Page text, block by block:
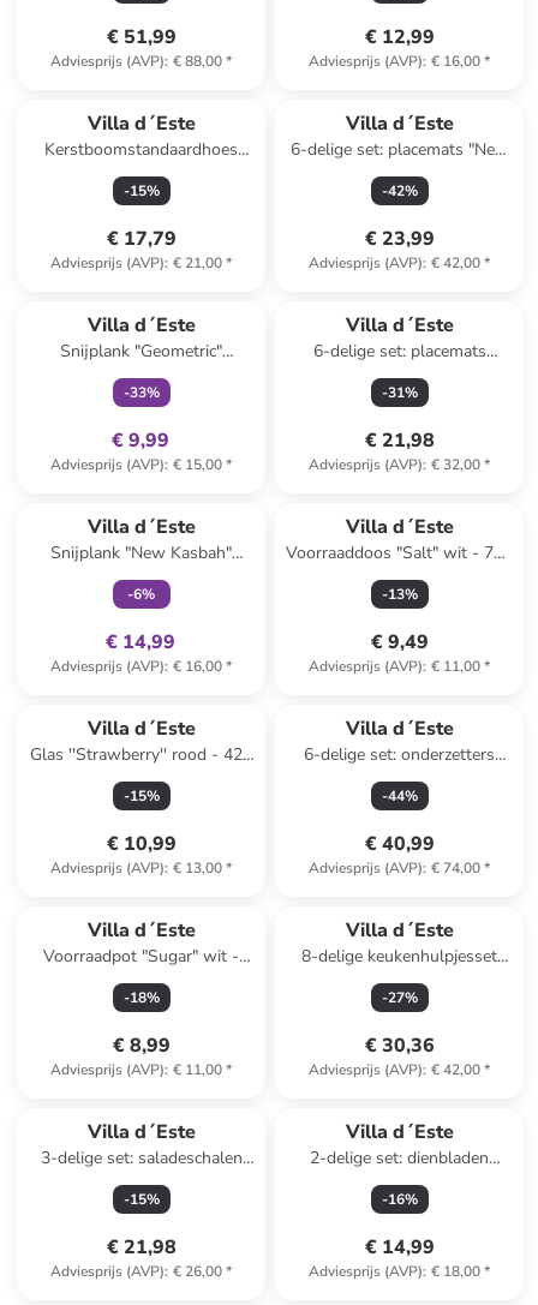
€ 51,99
Adviesprijs (AVP): € 88,00*
€ 12,99
Adviesprijs (AVP): € 16,00*
Villa d´Este
Kerstboomstandaardhoes
"Xmas Fiocchi'' wit/rood -
(H)25 x Ø 60 cm
-15%
€ 17,79
Adviesprijs (AVP): € 21,00*
Villa d´Este
6-delige set: placemats "New
Jungle" groen - (L)47 x (B)36
cm
-42%
€ 23,99
Adviesprijs (AVP): € 42,00*
Villa d´Este
Snijplank "Geometric"
lichtbruin/meerkleurig -
(B)12,5 x (H)41,5 x (D)1,2 cm
-33%
€ 9,99
Adviesprijs (AVP): € 15,00*
Villa d´Este
6-delige set: placemats
"Wavy" groen/beige - (L)30 x
(B)45 cm
-31%
€ 21,98
Adviesprijs (AVP): € 32,00*
Villa d´Este
Snijplank "New Kasbah"
lichtbruin/blauw - (B)12,5 x
(H)41,5 x (D)1,2 cm
-6%
€ 14,99
Adviesprijs (AVP): € 16,00*
Villa d´Este
Voorraaddoos "Salt" wit - 750
ml
-13%
€ 9,49
Adviesprijs (AVP): € 11,00*
Villa d´Este
Glas ''Strawberry'' rood - 420
ml
-15%
€ 10,99
Adviesprijs (AVP): € 13,00*
Villa d´Este
6-delige set: onderzetters
"Crochet Square" meerkleurig
- (L)20 x (B)20 cm
-44%
€ 40,99
Adviesprijs (AVP): € 74,00*
Villa d´Este
Voorraadpot "Sugar" wit -
750 ml
-18%
€ 8,99
Adviesprijs (AVP): € 11,00*
Villa d´Este
8-delige keukenhulpjesset
"Big is more" wit
-27%
€ 30,36
Adviesprijs (AVP): € 42,00*
Villa d´Este
3-delige set: saladeschalen
"Victionary" wit - Ø 25 cm
-15%
€ 21,98
Adviesprijs (AVP): € 26,00*
Villa d´Este
2-delige set: dienbladen
"Victionary" zwart/wit
-16%
€ 14,99
Adviesprijs (AVP): € 18,00*